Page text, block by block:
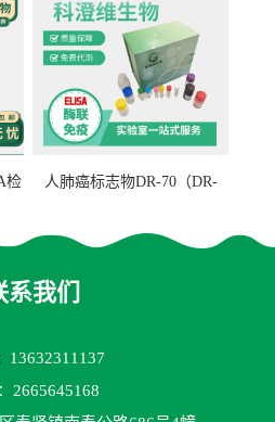
检
人肺癌标志物DR-70（DR-
系我们
13632311137
2665645168